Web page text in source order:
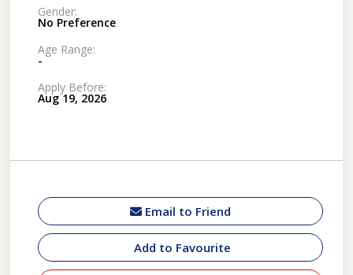
Gender:
No Preference
Age Range:
-
Apply Before:
Aug 19, 2026
Email to Friend
Add to Favourite